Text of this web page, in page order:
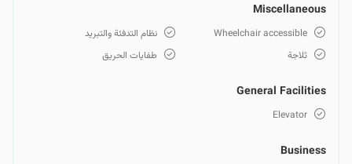
Miscellaneous
Wheelchair accessible
نظام التدفئة والتبريد
ثلاجة
طفايات الحريق
General Facilities
Elevator
Business